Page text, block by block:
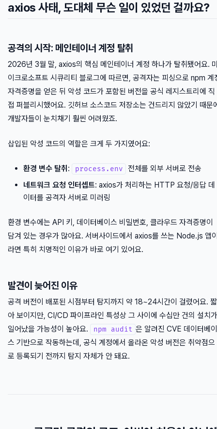
axios 사태, 도대체 무슨 일이 있었던 걸까요?
공격의 시작: 메인테이너 계정 탈취
2026년 3월 말, axios의 핵심 메인테이너 계정 하나가 탈취됐어요.
이크로소프트 시큐리티 블로그에 따르면, 공격자는 피싱으로 npm 계
자격증명을 얻은 뒤 악성 코드가 포함된 버전을 공식 레지스트리에 직
접 퍼블리시했어요. 깃허브 소스코드 저장소는 건드리지 않았기 때문
개발자들이 눈치채기 훨씬 어려웠죠.
삽입된 악성 코드의 역할은 크게 두 가지였어요:
환경 변수 탈취 : process.env
전체를 외부 서버로 전송
네트워크 요청 인터셉트: axios가 처리하는 HTTP 요청/응답 데
이터를 공격자 서버로 미러링
환경 변수에는 API 키, 데이터베이스 비밀번호, 클라우드 자격증명이
담겨 있는 경우가 많아요. 서버사이드에서 axios를 쓰는 Node.js 앱
라면 특히 치명적인 이유가 바로 여기 있어요.
발견이 늦어진 이유
공격 버전이 배포된 시점부터 탐지까지 약 18~24시간이 걸렸어요. 짧
아 보이지만, CI/CD 파이프라인 특성상 그 사이에 수십만 건의 설치가
일어났을 가능성이 높아요.
npm audit 은 알려진 CVE 데이터베
스 기반으로 작동하는데, 공식 계정에서 올라온 악성 버전은 취약점으
로 등록되기 전까지 탐지 자체가 안 돼요.